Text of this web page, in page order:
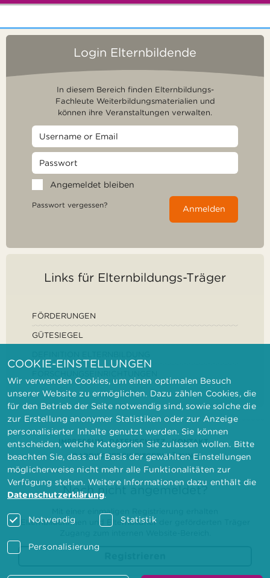
Login Elternbildende
In diesem Bereich finden Elternbildungs-
Fachleute Weiterbildungsmaterialien und
können ihre Veranstaltungen verwalten.
Angemeldet bleiben
Passwort vergessen? Anmelden
Links für Elternbildungs-Träger
FÖRDERUNGEN
GÜTESIEGEL
IMPRESSUM DATENSCHUTZ
KONTAKT
BARRIEREFREIHEITSERKLÄRUNG
Noch nicht angemeldet?
Elternbilderinnen und Elternbildner der geförderten Träger
COOKIE-EINSTELLUNGEN
Wir verwenden Cookies, um einen optimalen Besuch
unserer Website zu ermöglichen. Dazu zählen Cookies, die
für den Betrieb der Seite notwendig sind, sowie solche die
zur Erstellung anonymer Statistiken oder zur Anzeige
personalisierter Inhalte genutzt werden. Sie können
entscheiden, welche Kategorien Sie zulassen wollen. Bitte
beachten Sie, dass auf Basis der gewählten Einstellungen
möglicherweise nicht mehr alle Funktionalitäten zur
Verfügung stehen. Weitere Informationen dazu enthält die
Datenschutzerklärung.
Notwendig Statistik
Personalisierung